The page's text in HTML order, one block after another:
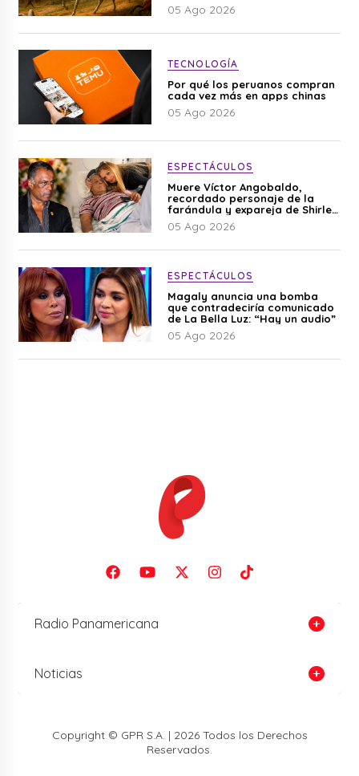
05 Ago 2026
TECNOLOGÍA
Por qué los peruanos compran
cada vez más en apps chinas
05 Ago 2026
ESPECTÁCULOS
Muere Víctor Angobaldo,
recordado personaje de la
farándula y expareja de Shirley
Cherres
05 Ago 2026
ESPECTÁCULOS
Magaly anuncia una bomba
que contradeciría comunicado
de La Bella Luz: “Hay un audio”
05 Ago 2026
Radio Panamericana
Noticias
Copyright © GPR S.A. | 2026 Todos los Derechos
Reservados.